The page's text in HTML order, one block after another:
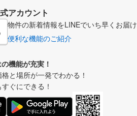
アカウント
物件の新着情報をLINEでいち早くお届け
便利な機能のご紹介
機能が充実！
と場所が一発でわかる！
ぐにできる！